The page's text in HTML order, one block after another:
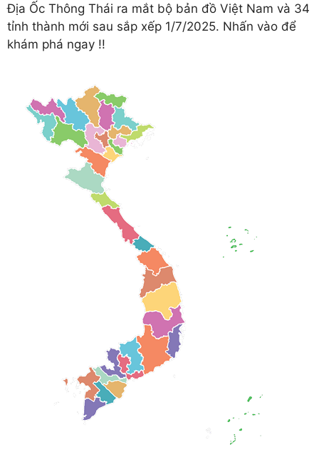
Địa Ốc Thông Thái ra mắt bộ bản đồ Việt Nam và 34
tỉnh thành mới sau sắp xếp 1/7/2025. Nhấn vào để
khám phá ngay !!